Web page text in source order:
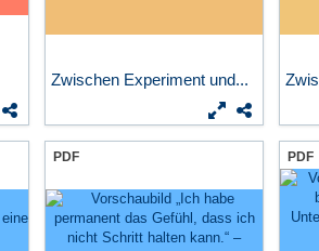
Zwischen Experiment und...
PDF PDF